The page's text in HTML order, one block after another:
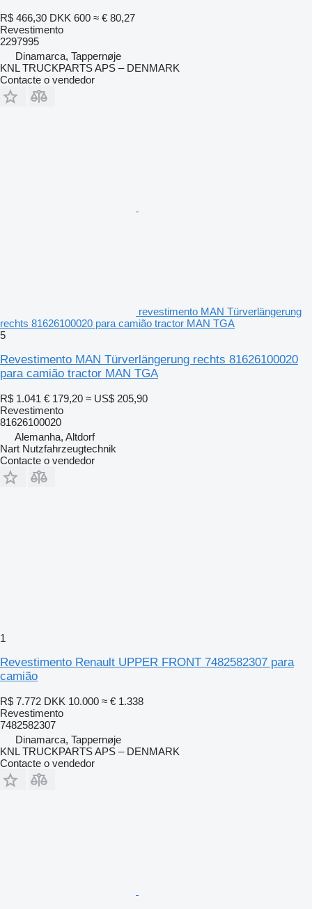
R$ 466,30 DKK 600 ≈ € 80,27
Revestimento
2297995
Dinamarca, Tappernøje
KNL TRUCKPARTS APS – DENMARK
Contacte o vendedor
revestimento MAN Türverlängerung
rechts 81626100020 para camião tractor MAN TGA
5
Revestimento MAN Türverlängerung rechts 81626100020
para camião tractor MAN TGA
R$ 1.041 € 179,20 ≈ US$ 205,90
Revestimento
81626100020
Alemanha, Altdorf
Nart Nutzfahrzeugtechnik
Contacte o vendedor
1
Revestimento Renault UPPER FRONT 7482582307 para
camião
R$ 7.772 DKK 10.000 ≈ € 1.338
Revestimento
7482582307
Dinamarca, Tappernøje
KNL TRUCKPARTS APS – DENMARK
Contacte o vendedor